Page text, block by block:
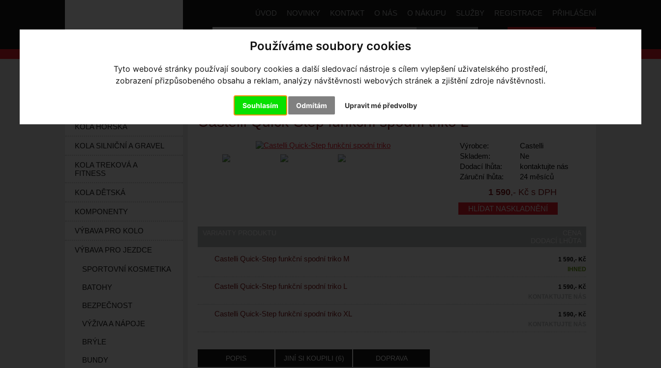
Používáme soubory cookies
Tyto webové stránky používají soubory cookies a další sledovací nástroje s cílem vylepšení uživatelského prostředí,
zobrazení přizpůsobeného obsahu a reklam, analýzy návštěvnosti webových stránek a zjištění zdroje návštěvnosti.
Souhlasím Odmítám Upravit mé předvolby
ÚVOD NOVINKY KONTAKT O NÁS O NÁKUPU SLUŽBY REGISTRACE PŘIHLÁŠENÍ
KOLA HORSKÁ
KOLA SILNIČNÍ A GRAVEL
KOLA TREKOVÁ A
FITNESS
KOLA DĚTSKÁ
KOMPONENTY
VÝBAVA PRO KOLO
VÝBAVA PRO JEZDCE
SPORTOVNÍ KOSMETIKA
BATOHY
BEZPEČNOST
VÝŽIVA A NÁPOJE
BRÝLE
BUNDY
Úvodní strana Výbava pro jezdce Základní vrstva Castelli Quick-Step funkční spodní triko
CASTELLI QUICK-STEP FUNKČNÍ SPODNÍ TRIKO
Castelli Quick-Step funkční spodní triko L
Výrobce:
Castelli
Skladem:
Ne
Dodací lhůta:
kontaktujte nás
Záruční lhůta:
24 měsíců
1 590,- Kč s DPH
HLÍDAT NASKLADNĚNÍ
Castelli Quick-Step funkční spodní triko M
1 590,- Kč
IHNED
Castelli Quick-Step funkční spodní triko L
1 590,- Kč
Castelli Quick-Step funkční spodní triko XL
1 590,- Kč
POPIS JINÍ SI KOUPILI (6) DOPRAVA